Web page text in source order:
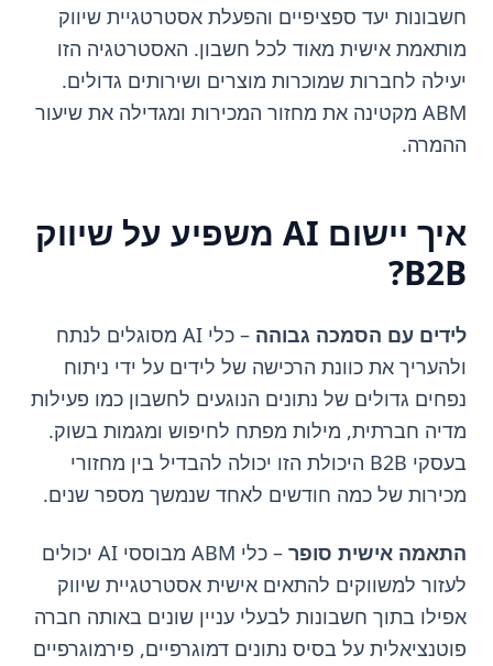
חשבונות יעד ספציפיים והפעלת אסטרטגיית שיווק
מותאמת אישית מאוד לכל חשבון. האסטרטגיה הזו
יעילה לחברות שמוכרות מוצרים ושירותים גדולים.
ABM מקטינה את מחזור המכירות ומגדילה את שיעור
ההמרה.
איך יישום AI משפיע על שיווק
B2B?
לידים עם הסמכה גבוהה
– כלי AI מסוגלים לנתח
ולהעריך את כוונת הרכישה של לידים על ידי ניתוח
נפחים גדולים של נתונים הנוגעים לחשבון כמו פעילות
מדיה חברתית, מילות מפתח לחיפוש ומגמות בשוק.
בעסקי B2B היכולת הזו יכולה להבדיל בין מחזורי
מכירות של כמה חודשים לאחד שנמשך מספר שנים.
התאמה אישית סופר
– כלי ABM מבוססי AI יכולים
לעזור למשווקים להתאים אישית אסטרטגיית שיווק
אפילו בתוך חשבונות לבעלי עניין שונים באותה חברה
פוטנציאלית על בסיס נתונים דמוגרפיים, פירמוגרפיים